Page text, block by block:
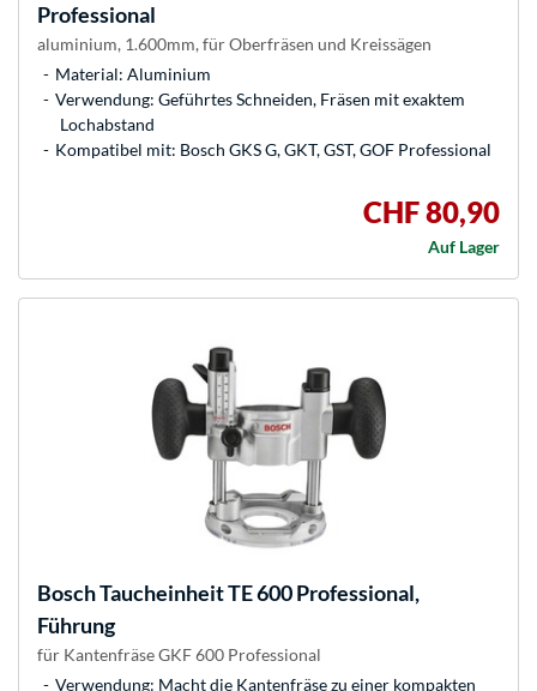
Professional
aluminium, 1.600mm, für Oberfräsen und Kreissägen
Material: Aluminium
Verwendung: Geführtes Schneiden, Fräsen mit exaktem
Lochabstand
Kompatibel mit: Bosch GKS G, GKT, GST, GOF Professional
CHF 80,90
Auf Lager
BoschTaucheinheit TE 600 Professional,
Führung
für Kantenfräse GKF 600 Professional
Verwendung: Macht die Kantenfräse zu einer kompakten